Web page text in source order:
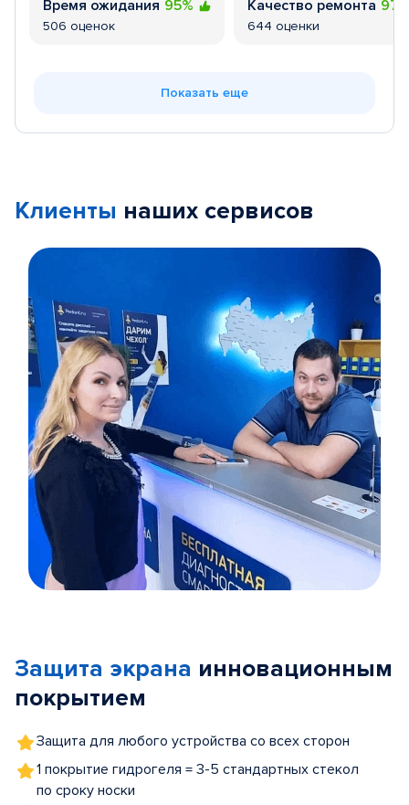
Время ожидания 95%
506 оценок
Качество ремонта
644 оценки
Показать еще
Клиенты наших сервисов
5
Защита экрана инновационным
покрытием
Защита для любого устройства со всех сторон
1 покрытие гидрогеля = 3-5 стандартных стекол
по сроку носки